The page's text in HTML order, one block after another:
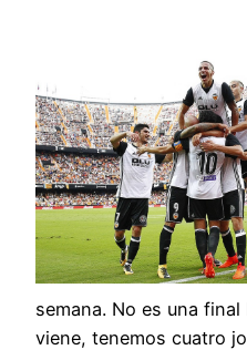
semana. No es una
viene, tenemos cuatro